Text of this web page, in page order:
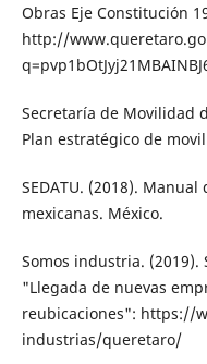
Obras Eje Constitución
http://
Secretaría de Movilidad
Plan estratégico de
SEDATU. (2018).
mexicanas. México.
Somos industria.
"Llegada de nuevas
reubicaciones": https://
indus­trias/queretaro/